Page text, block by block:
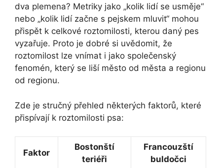
dva ⁣plemena? Metriky jako „kolik ‌lidí se usměje“⁢
nebo „kolik lidí začne s pejskem mluvit“ mohou
přispět k celkové roztomilosti, kterou daný ⁢pes
vyzařuje. Proto je dobré si uvědomit, že
roztomilost⁤ lze vnímat‍ i jako společenský
fenomén, který se liší​ město od města a regionu​
od regionu.
Zde je stručný přehled některých faktorů, které
přispívají k roztomilosti psa:
Faktor
Bostonští
teriéři
Francouzští
buldočci